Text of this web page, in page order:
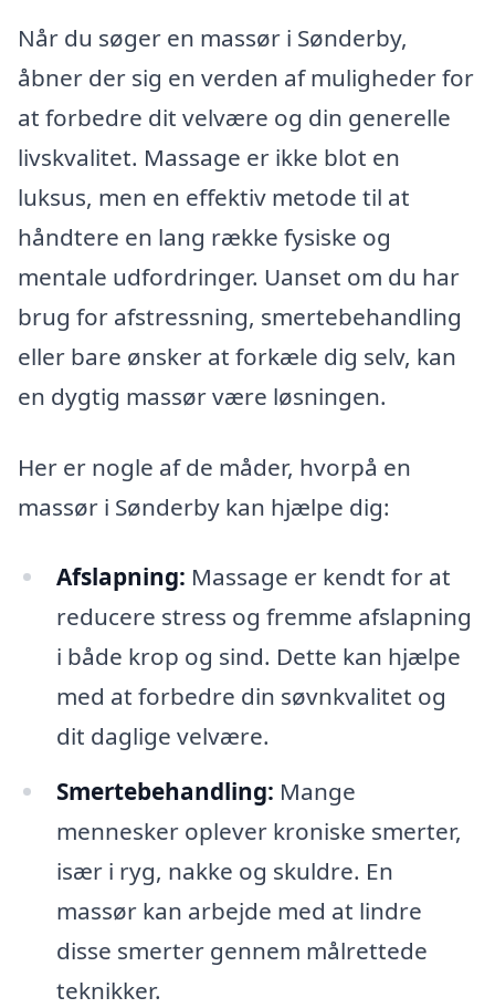
Når du søger en massør i Sønderby,
åbner der sig en verden af muligheder for
at forbedre dit velvære og din generelle
livskvalitet. Massage er ikke blot en
luksus, men en effektiv metode til at
håndtere en lang række fysiske og
mentale udfordringer. Uanset om du har
brug for afstressning, smertebehandling
eller bare ønsker at forkæle dig selv, kan
en dygtig massør være løsningen.
Her er nogle af de måder, hvorpå en
massør i Sønderby kan hjælpe dig:
Afslapning: Massage er kendt for at
reducere stress og fremme afslapning
i både krop og sind. Dette kan hjælpe
med at forbedre din søvnkvalitet og
dit daglige velvære.
Smertebehandling: Mange
mennesker oplever kroniske smerter,
især i ryg, nakke og skuldre. En
massør kan arbejde med at lindre
disse smerter gennem målrettede
teknikker.